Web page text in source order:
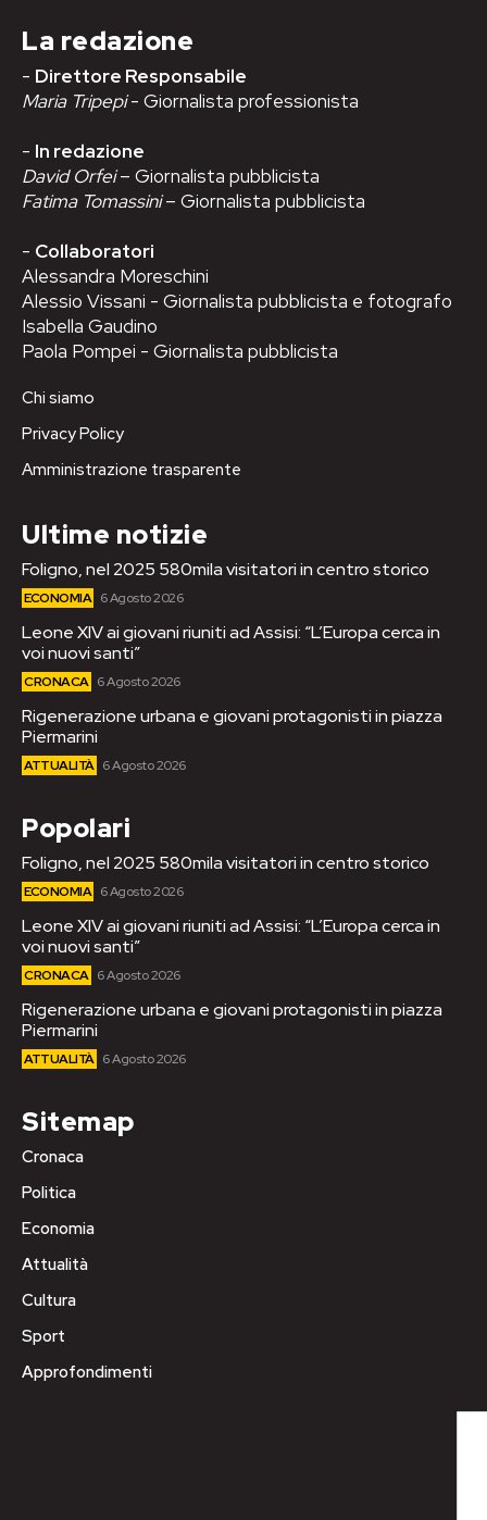
La redazione
- Direttore Responsabile
Maria Tripepi- Giornalista professionista
- In redazione
David Orfei– Giornalista pubblicista
Fatima Tomassini– Giornalista pubblicista
- Collaboratori
Alessandra Moreschini
Alessio Vissani - Giornalista pubblicista e fotografo
Isabella Gaudino
Paola Pompei - Giornalista pubblicista
Chi siamo
Privacy Policy
Amministrazione trasparente
Ultime notizie
Foligno, nel 2025 580mila visitatori in centro storico
ECONOMIA 6 Agosto 2026
Leone XIV ai giovani riuniti ad Assisi: “L’Europa cerca in
voi nuovi santi”
CRONACA 6 Agosto 2026
Rigenerazione urbana e giovani protagonisti in piazza
Piermarini
ATTUALITÀ 6 Agosto 2026
Popolari
Foligno, nel 2025 580mila visitatori in centro storico
ECONOMIA 6 Agosto 2026
Leone XIV ai giovani riuniti ad Assisi: “L’Europa cerca in
voi nuovi santi”
CRONACA 6 Agosto 2026
Rigenerazione urbana e giovani protagonisti in piazza
Piermarini
ATTUALITÀ 6 Agosto 2026
Sitemap
Cronaca
Politica
Economia
Attualità
Cultura
Sport
Approfondimenti